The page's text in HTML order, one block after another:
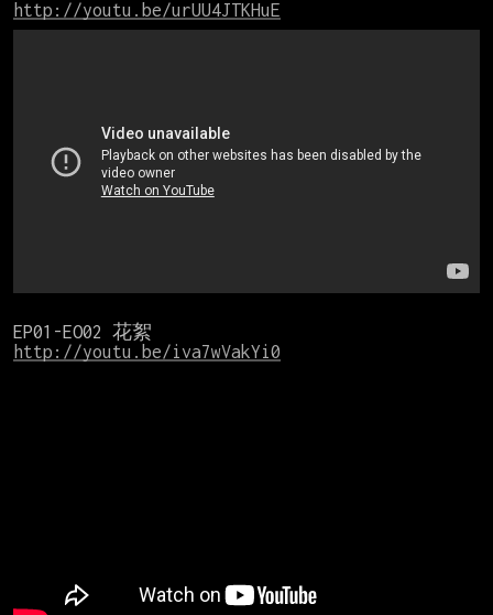
http://youtu.be/urUU4JTKHuE
http://youtu.be/iva7wVakYi0